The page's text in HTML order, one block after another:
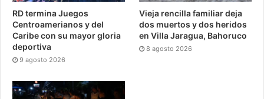
RD termina Juegos
Centroamerianos y del
Caribe con su mayor gloria
deportiva
9 agosto 2026
Vieja rencilla familiar deja
dos muertos y dos heridos
en Villa Jaragua, Bahoruco
8 agosto 2026